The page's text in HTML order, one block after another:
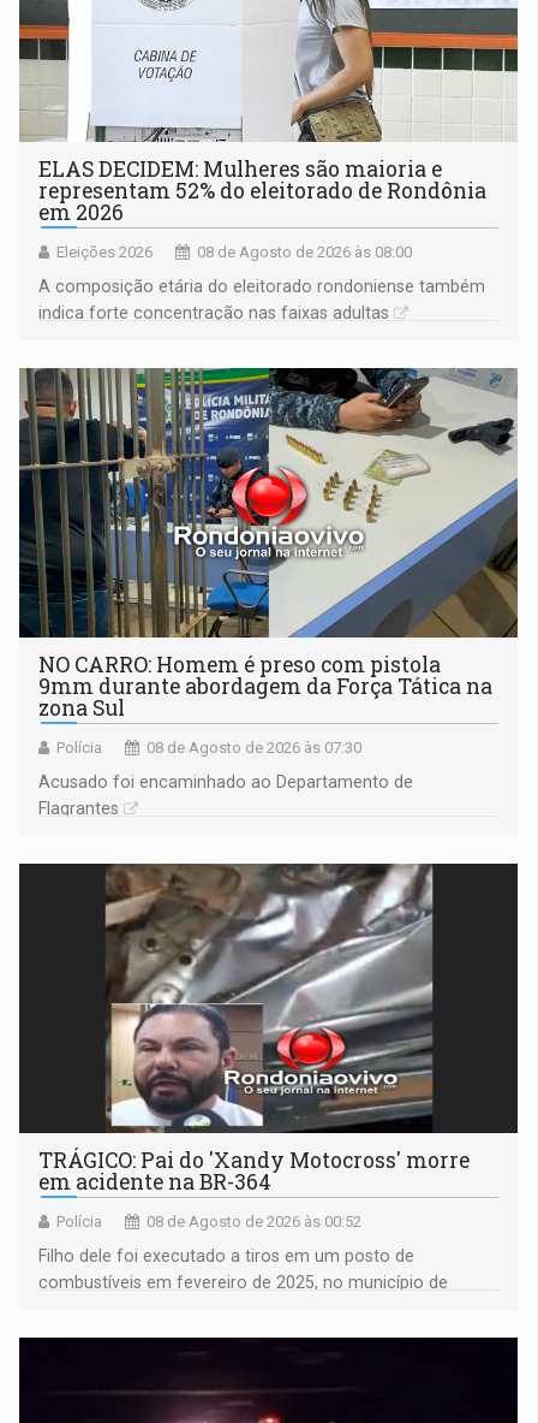
ELAS DECIDEM: Mulheres são maioria e
representam 52% do eleitorado de Rondônia
em 2026
Eleições 2026 08 de Agosto de 2026 às 08:00
A composição etária do eleitorado rondoniense também
indica forte concentração nas faixas adultas
NO CARRO: Homem é preso com pistola
9mm durante abordagem da Força Tática na
zona Sul
Polícia 08 de Agosto de 2026 às 07:30
Acusado foi encaminhado ao Departamento de
Flagrantes
TRÁGICO: Pai do 'Xandy Motocross' morre
em acidente na BR-364
Polícia 08 de Agosto de 2026 às 00:52
Filho dele foi executado a tiros em um posto de
combustíveis em fevereiro de 2025, no município de